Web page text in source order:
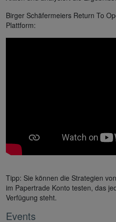
Birger Schäfermeiers Return To
Plattform:
Tipp: Sie können die Strategien
im Papertrade Konto testen, das
Verfügung steht.
Events